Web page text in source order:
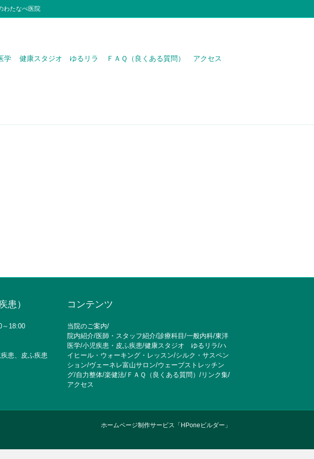
わたなべ医院
学 健康スタジオ ゆるリラ ＦＡＱ（良くある質問） アクセス
患）
～18:00
患、皮ふ疾患
コンテンツ
当院のご案内/
院内紹介/医師・スタッフ紹介/診療科目 /一般内科/東洋
医学/小児疾患・皮ふ疾患/健康スタジオ ゆるリラ/ハ
イヒール・ウォーキング・レッスン/シルク・サスペン
ション/ヴェーネレ富山サロン/ウェーブストレッチン
グ/自力整体/楽健法/ ＦＡＱ（良くある質問） / リンク集/
アクセス
ホームページ制作サービス「HPoneビルダー」